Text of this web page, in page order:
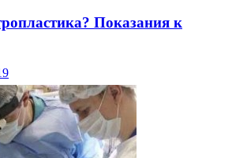
Показания к